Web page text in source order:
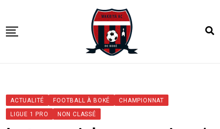
content
COMPETITIONS
ACTUALITÉ FOOTBALL À BOKÉ
CHAMPIONNAT
LIGUE 1 PRO
NON CLASSÉ